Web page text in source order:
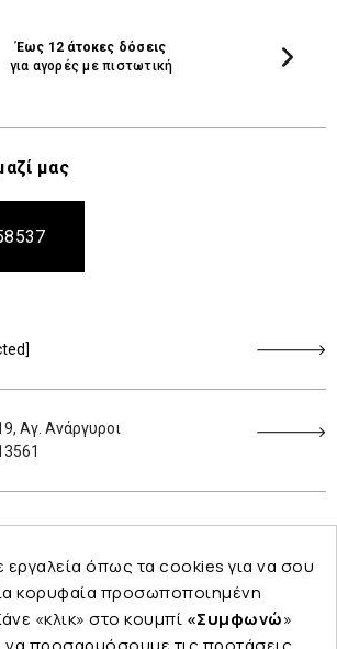
Έως 12 άτοκες δόσεις
για αγορές με πιστωτική
μας
Αγ. Ανάργυροι
όπως τα cookies για να σου
κορυφαία προσωποποιημένη
«κλικ» στο κουμπί «Συμφωνώ»